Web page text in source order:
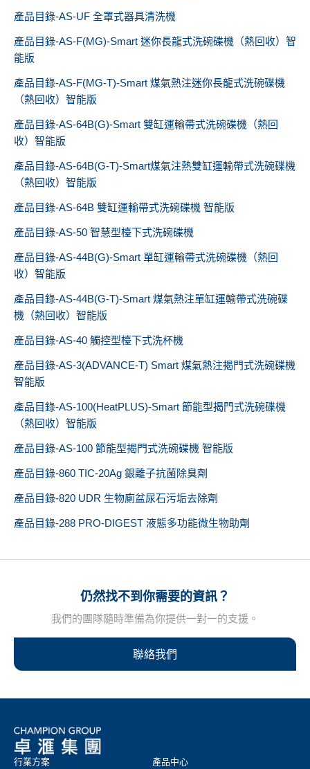
產品目錄-AS-UF 全罩式器具清洗機
產品目錄-AS-F(MG)-Smart 迷你長龍式洗碗碟機（熱回收）智
能版
產品目錄-AS-F(MG-T)-Smart 煤氣熱注迷你長龍式洗碗碟機
（熱回收）智能版
產品目錄-AS-64B(G)-Smart 雙缸運輸帶式洗碗碟機（熱回
收）智能版
產品目錄-AS-64B(G-T)-Smart煤氣注熱雙缸運輸帶式洗碗碟機
（熱回收）智能版
產品目錄-AS-64B 雙缸運輸帶式洗碗碟機 智能版
產品目錄-AS-50 智慧型檯下式洗碗碟機
產品目錄-AS-44B(G)-Smart 單缸運輸帶式洗碗碟機（熱回
收）智能版
產品目錄-AS-44B(G-T)-Smart 煤氣熱注單缸運輸帶式洗碗碟
機（熱回收）智能版
產品目錄-AS-40 觸控型檯下式洗杯機
產品目錄-AS-3(ADVANCE-T) Smart 煤氣熱注揭門式洗碗碟機
智能版
產品目錄-AS-100(HeatPLUS)-Smart 節能型揭門式洗碗碟機
（熱回收）智能版
產品目錄-AS-100 節能型揭門式洗碗碟機 智能版
產品目錄-860 TIC-20Ag 銀離子抗菌除臭劑
產品目錄-820 UDR 生物廁盆尿石污垢去除劑
產品目錄-288 PRO-DIGEST 液態多功能微生物助劑
仍然找不到你需要的資訊？
我們的團隊隨時準備為你提供一對一的支援。
聯絡我們
行業方案 產品中心